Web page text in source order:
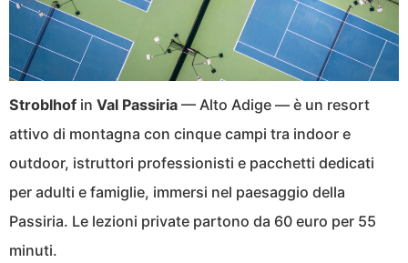
Stroblhof in Val Passiria — Alto Adige — è un resort
attivo di montagna con cinque campi tra indoor e
outdoor, istruttori professionisti e pacchetti dedicati
per adulti e famiglie, immersi nel paesaggio della
Passiria. Le lezioni private partono da 60 euro per 55
minuti.